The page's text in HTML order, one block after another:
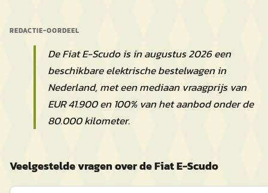
REDACTIE-OORDEEL
De Fiat E-Scudo is in augustus 2026 een
beschikbare elektrische bestelwagen in
Nederland, met een mediaan vraagprijs van
EUR 41.900 en 100% van het aanbod onder de
80.000 kilometer.
Veelgestelde vragen over de Fiat E-Scudo